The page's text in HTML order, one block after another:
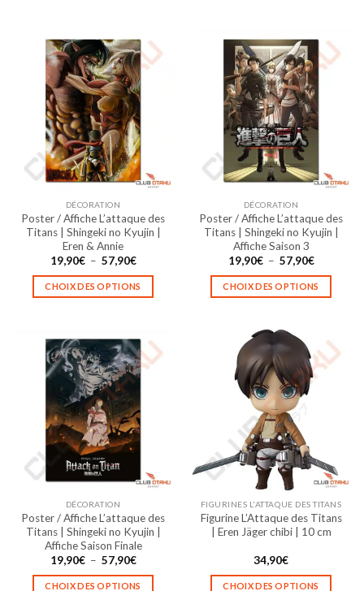
a
plusieurs
variations.
Les
options
peuvent
être
choisies
sur
page
du
produit
a
plusieurs
variations.
Les
options
peuvent
être
choisies
sur
page
du
produit
DÉCORATION
Poster / Affiche L’attaque des
Titans | Shingeki no Kyujin |
Eren & Annie
19,90€ – 57,90€Plage
prix :
19,90€
à
CHOIX DES OPTIONS
a
plusieurs
variations.
Les
options
peuvent
être
choisies
sur
page
du
produit
DÉCORATION
Poster / Affiche L’attaque des
Titans | Shingeki no Kyujin |
Affiche Saison 3
19,90€ – 57,90€Plage
prix :
19,90€
à
CHOIX DES OPTIONS
plusieurs
variations.
Les
options
peuvent
être
choisies
sur
page
du
DÉCORATION
Poster / Affiche L’attaque des
Titans | Shingeki no Kyujin |
Affiche Saison Finale
19,90€ – 57,90€Plage
prix :
CHOIX DES OPTIONS
FIGURINES L'ATTAQUE DES TITANS
Figurine L’Attaque des Titans
| Eren Jäger chibi | 10 cm
34,90€
CHOIX DES OPTIONS